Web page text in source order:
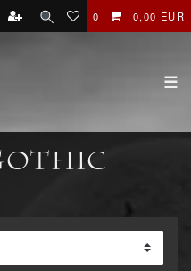
0 0,00 EUR
☰
Gothic